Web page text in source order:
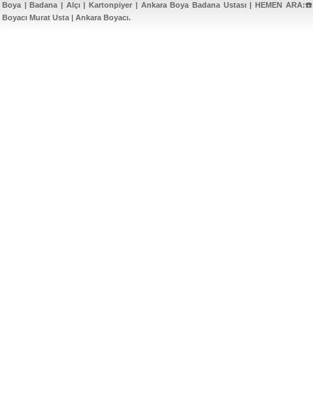
Boya | Badana | Alçı | Kartonpiyer | Ankara Boya Badana Ustası | HEMEN
Boyacı Murat Usta | Ankara Boyacı.